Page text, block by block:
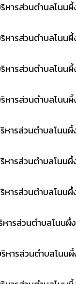
ารส่วนตำบลโนนผึ้
ารส่วนตำบลโนนผึ้
ารส่วนตำบลโนนผึ้
ารส่วนตำบลโนนผึ้
ารส่วนตำบลโนนผึ้
ารส่วนตำบลโนนผึ้
ารส่วนตำบลโนนผึ้
ารส่วนตำบลโนนผึ้
ารส่วนตำบลโนนผึ้